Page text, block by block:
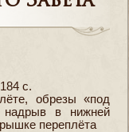
с.
обрезы «под
надрыв в нижней
переплёта